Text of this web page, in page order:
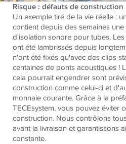
Risque : défauts de construction
Un exemple tiré de la vie réelle :
contient depuis des semaines
d'isolation sonore pour tubes.
ont été lambrissés depuis
n'ont été fixés qu'avec des clips
centaines de ponts acoustiques !
cela pourrait engendrer sont
construction comme celui-ci et
monnaie courante. Grâce à la
TECEsystem, vous pouvez éviter
construction. Nous contrôlons
avant la livraison et garantissons
constante.